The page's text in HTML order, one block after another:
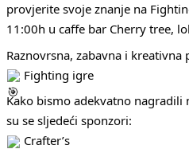
provjerite svoje znanje na
11:00h u caffe bar Cherry tree,
Raznovrsna, zabavna i kreativna
Fighting igre
Kako bismo adekvatno
su se sljedeći sponzori:
Crafter’s